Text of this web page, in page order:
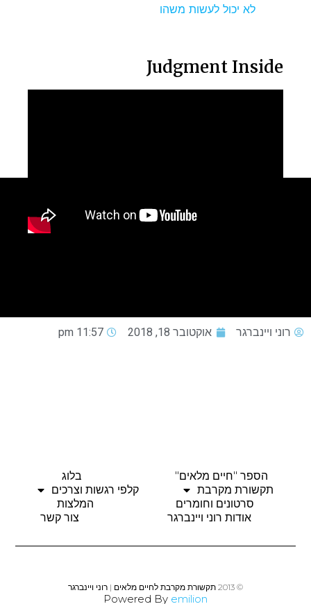
לא יכול לעשות משהו
Judgment Inside
רוני ויינברגר אוקטובר 18, 2018 11:57 pm
הספר "חיים מלאים"
בלוג
תקשורת מקרבת
קלפי רגשות וצרכים
סרטונים וחומרים
המלצות
אודות רוני ויינברגר
צור קשר
© 2013 תקשורת מקרבת לחיים מלאים | רוני ויינברגר
Powered By emilion